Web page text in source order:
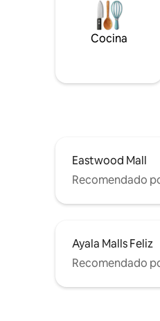
Cocina
Eastwood Mall
Recomendado
Ayala Malls Feliz
Recomendado